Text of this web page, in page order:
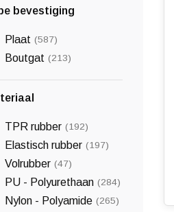
bevestiging
Plaat (587)
Boutgat (213)
TPR rubber (192)
Elastisch rubber (197)
Volrubber (47)
PU - Polyurethaan (284)
Nylon - Polyamide (265)